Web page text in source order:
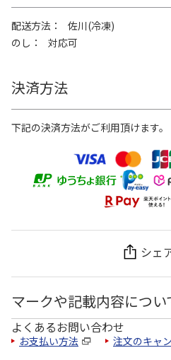
配送方法
佐川(冷凍)
のし
対応可
決済方法
下記の決済方法がご利用頂けます。
シェ
マークや記載内容につい
よくあるお問い合わせ
お支払い方法 注文のキャ